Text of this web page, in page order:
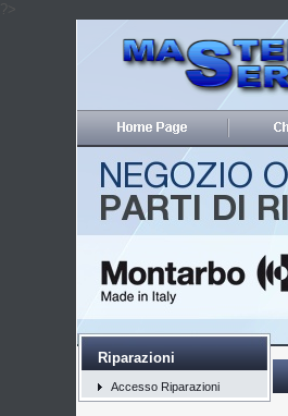
Riparazioni
Accesso Riparazioni